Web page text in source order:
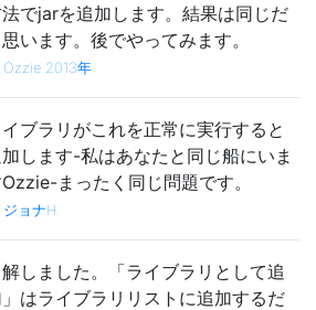
でjarを追加します。結果は同じだ
います。後でやってみます。
Ozzie 2013年
ブラリがこれを正常に実行すると
します-私はあなたと同じ船にいま
まったく同じ問題です。
ジョナH.
しました。「ライブラリとして追
はライブラリリストに追加するだ